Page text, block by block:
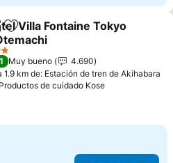
Agregar a favoritos
Villa Fontaine Tokyo
Muy bueno
4.690
1.9 km de: Estación de tren de Akihabara
Productos de cuidado Kose